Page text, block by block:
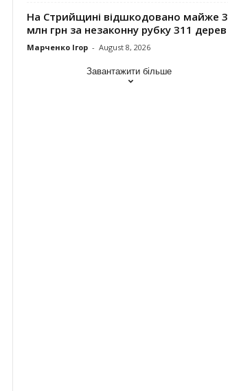
На Стрийщині відшкодовано майже 3
млн грн за незаконну рубку 311 дерев
Марченко Ігор - August 8, 2026
Завантажити більше